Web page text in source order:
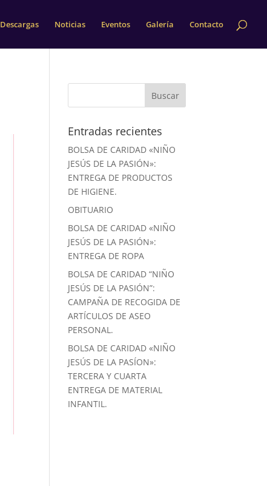
Descargas Noticias Eventos Galería Contacto
Entradas recientes
BOLSA DE CARIDAD «NIÑO
JESÚS DE LA PASIÓN»:
ENTREGA DE PRODUCTOS
DE HIGIENE.
OBITUARIO
BOLSA DE CARIDAD «NIÑO
JESÚS DE LA PASIÓN»:
ENTREGA DE ROPA
BOLSA DE CARIDAD “NIÑO
JESÚS DE LA PASIÓN”:
CAMPAÑA DE RECOGIDA DE
ARTÍCULOS DE ASEO
PERSONAL.
BOLSA DE CARIDAD «NIÑO
JESÚS DE LA PASÍON»:
TERCERA Y CUARTA
ENTREGA DE MATERIAL
INFANTIL.